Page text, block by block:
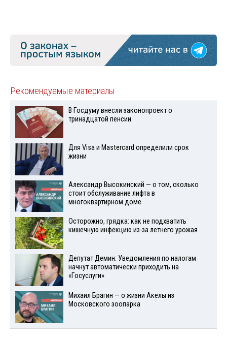
Рекомендуемые материалы
В Госдуму внесли законопроект о
тринадцатой пенсии
Для Visа и Mastercard определили срок
жизни
Александр Высокинский — о том, сколько
стоит обслуживание лифта в
многоквартирном доме
Осторожно, грядка: как не подхватить
кишечную инфекцию из-за летнего урожая
Депутат Демин: Уведомления по налогам
начнут автоматически приходить на
«Госуслуги»
Михаил Брагин — о жизни Акелы из
Московского зоопарка